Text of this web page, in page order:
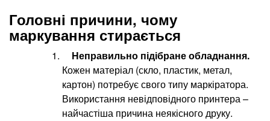
Головні причини, чому
маркування стирається
Неправильно підібране обладнання.
Кожен матеріал (скло, пластик, метал,
картон) потребує свого типу маркіратора.
Використання невідповідного принтера –
найчастіша причина неякісного друку.